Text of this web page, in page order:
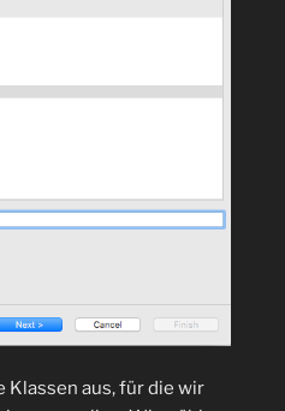
Klassen aus, für die wir